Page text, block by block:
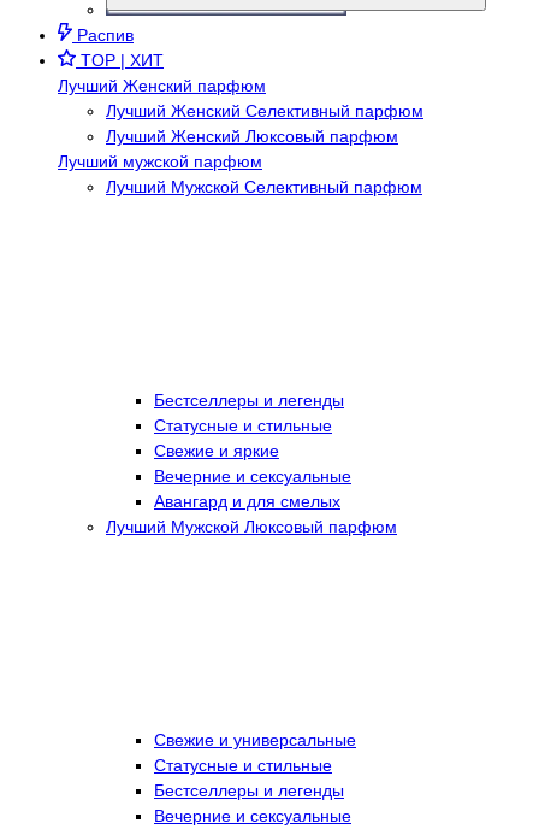
Распив
TOP | ХИТ
Лучший Женский парфюм
Лучший Женский Селективный парфюм
Лучший Женский Люксовый парфюм
Лучший мужской парфюм
Лучший Мужской Селективный парфюм
Бестселлеры и легенды
Статусные и стильные
Свежие и яркие
Вечерние и сексуальные
Авангард и для смелых
Лучший Мужской Люксовый парфюм
Свежие и универсальные
Статусные и стильные
Бестселлеры и легенды
Вечерние и сексуальные